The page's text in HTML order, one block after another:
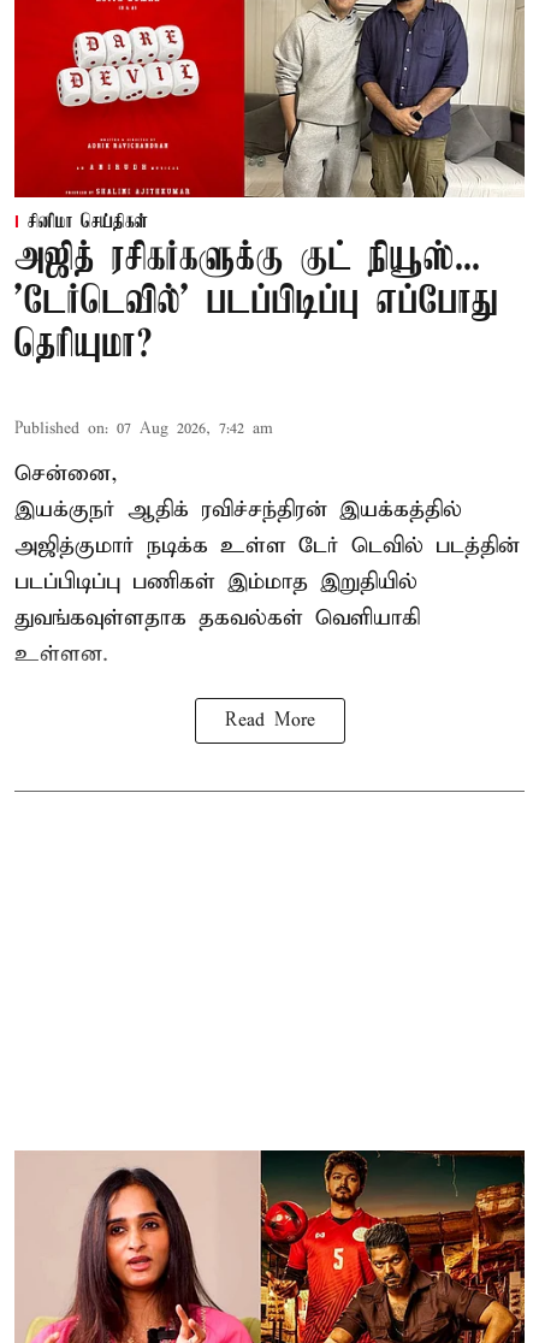
சினிமா செய்திகள்
அஜித் ரசிகர்களுக்கு குட் நியூஸ்...
'டேர்டெவில்' படப்பிடிப்பு எப்போது
தெரியுமா?
Published on: 07 Aug 2026, 7:42 am
சென்னை,
இயக்குநர் ஆதிக் ரவிச்சந்திரன் இயக்கத்தில்
அஜித்குமார் நடிக்க உள்ள டேர் டெவில் படத்தின்
படப்பிடிப்பு பணிகள் இம்மாத இறுதியில்
துவங்கவுள்ளதாக தகவல்கள் வெளியாகி
உள்ளன.
Read More